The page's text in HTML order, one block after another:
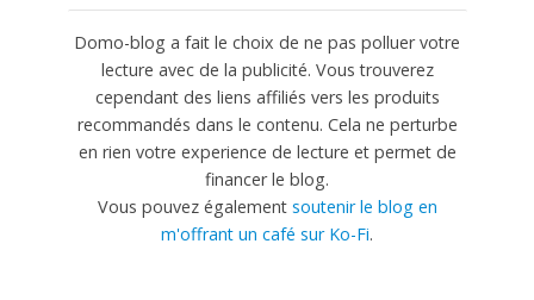
Domo-blog a fait le choix de ne pas polluer votre
lecture avec de la publicité. Vous trouverez
cependant des liens affiliés vers les produits
recommandés dans le contenu. Cela ne perturbe
en rien votre experience de lecture et permet de
financer le blog.
Vous pouvez également soutenir le blog en
m'offrant un café sur Ko-Fi.